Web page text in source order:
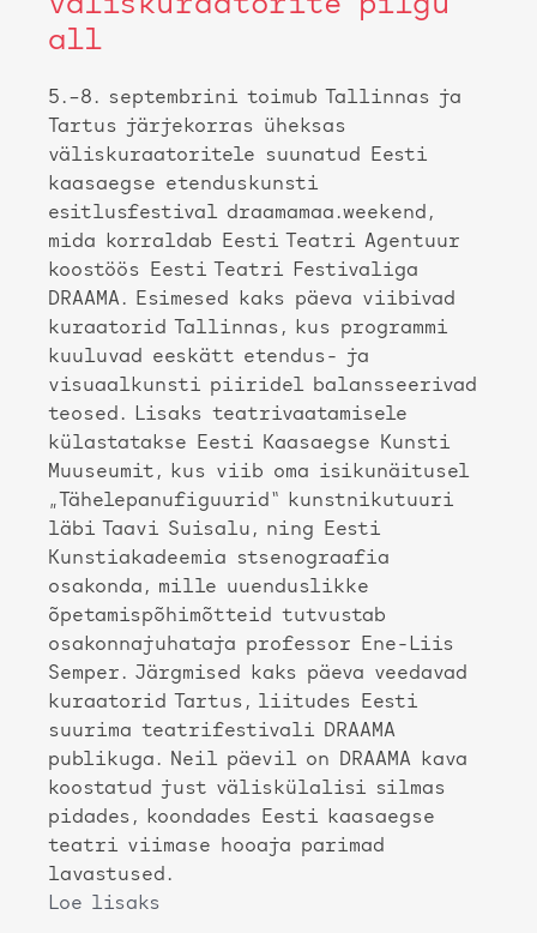
all
5.–8. septembrini toimub Tallinnas ja
Tartus järjekorras üheksas
väliskuraatoritele suunatud Eesti
kaasaegse etenduskunsti
esitlusfestival draamamaa.weekend,
mida korraldab Eesti Teatri Agentuur
koostöös Eesti Teatri Festivaliga
DRAAMA. Esimesed kaks päeva viibivad
kuraatorid Tallinnas, kus programmi
kuuluvad eeskätt etendus- ja
visuaalkunsti piiridel balansseerivad
teosed. Lisaks teatrivaatamisele
külastatakse Eesti Kaasaegse Kunsti
Muuseumit, kus viib oma isikunäitusel
„Tähelepanufiguurid“ kunstnikutuuri
läbi Taavi Suisalu, ning Eesti
Kunstiakadeemia stsenograafia
osakonda, mille uuenduslikke
õpetamispõhimõtteid tutvustab
osakonnajuhataja professor Ene-Liis
Semper. Järgmised kaks päeva veedavad
kuraatorid Tartus, liitudes Eesti
suurima teatrifestivali DRAAMA
publikuga. Neil päevil on DRAAMA kava
koostatud just väliskülalisi silmas
pidades, koondades Eesti kaasaegse
teatri viimase hooaja parimad
lavastused.
Loe lisaks